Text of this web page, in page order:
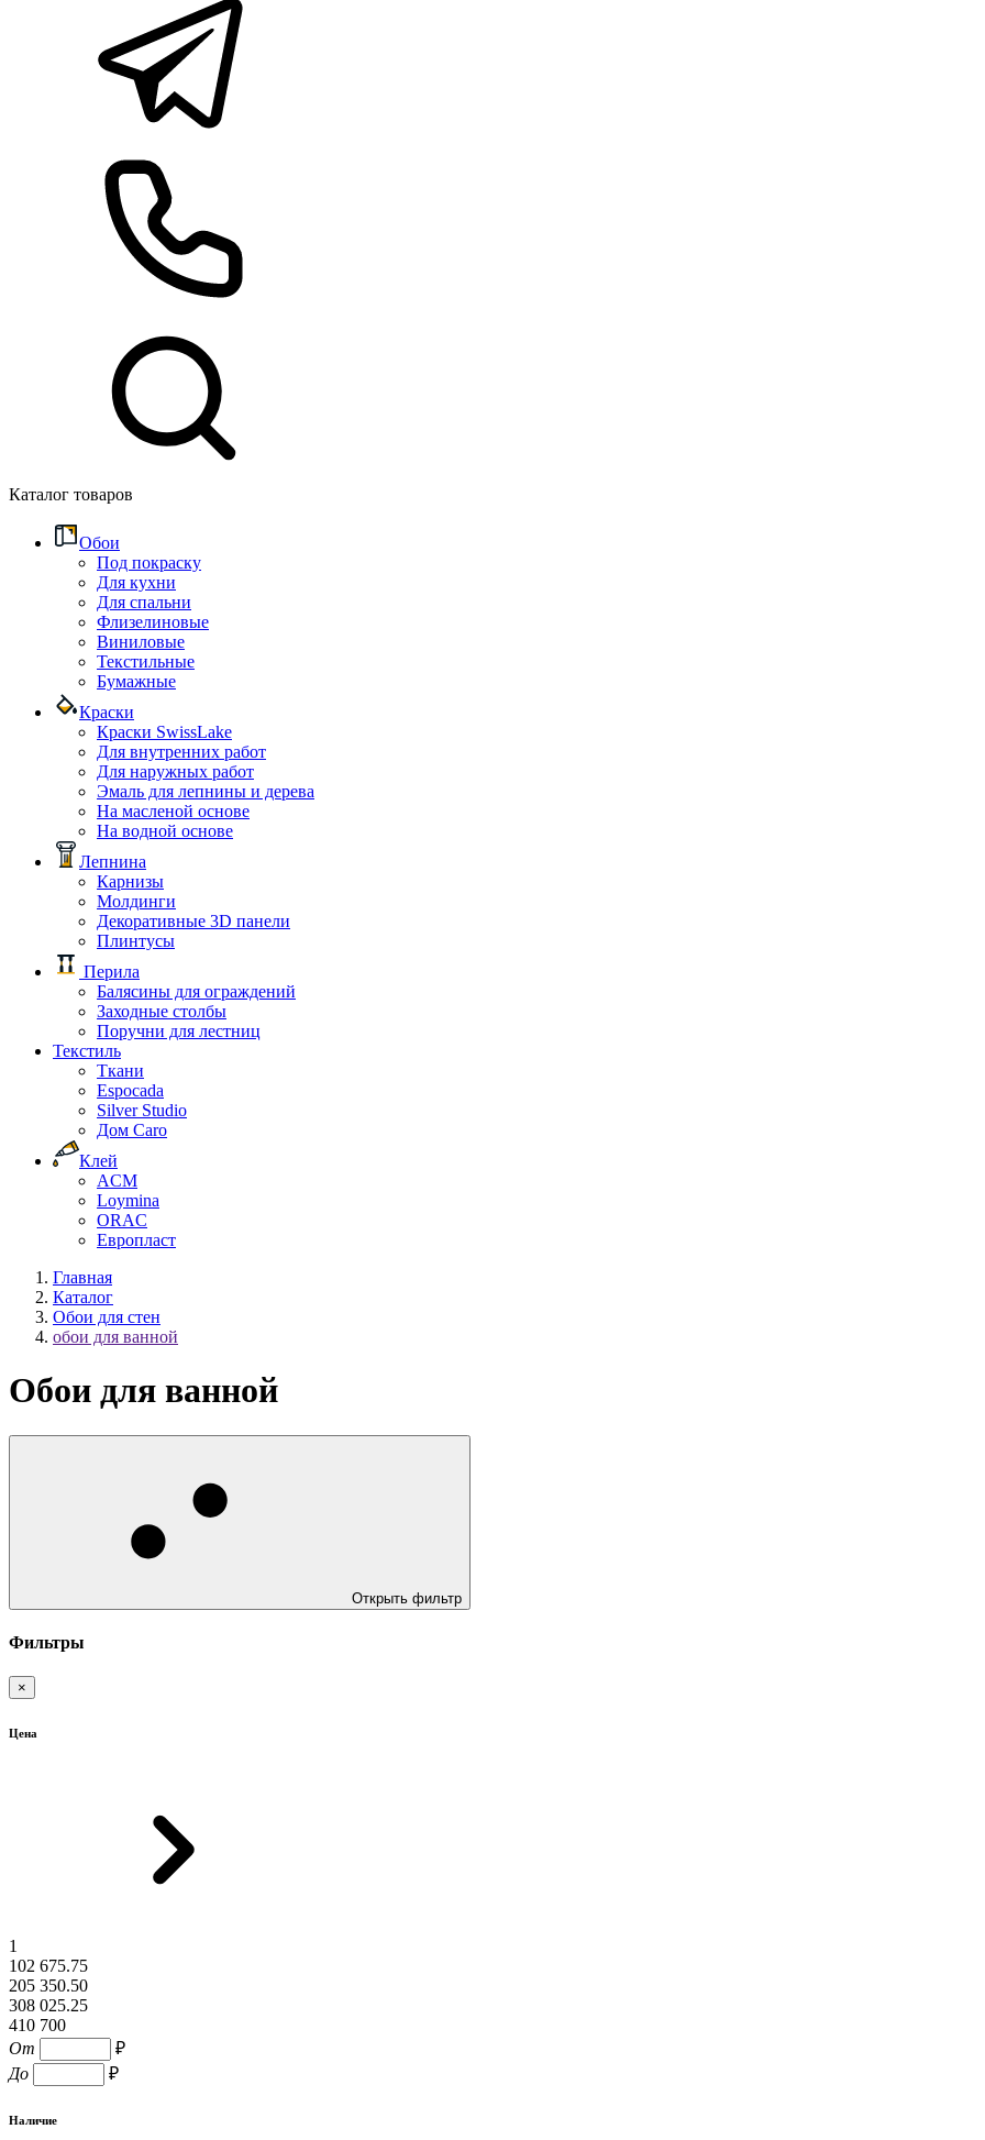
Каталог товаров
Обои
Под покраску
Для кухни
Для спальни
Флизелиновые
Виниловые
Текстильные
Бумажные
Краски
Краски SwissLake
Для внутренних работ
Для наружных работ
Эмаль для лепнины и дерева
На масленой основе
На водной основе
Лепнина
Карнизы
Молдинги
Декоративные 3D панели
Плинтусы
Перила
Балясины для ограждений
Заходные столбы
Поручни для лестниц
Текстиль
Ткани
Espocada
Silver Studio
Дом Caro
Клей
ACM
Loymina
ORAC
Европласт
Главная
Каталог
Обои для стен
обои для ванной
Обои для ванной
Открыть фильтр
Фильтры
×
Цена
1
102 675.75
205 350.50
308 025.25
410 700
От
₽
До
₽
Наличие